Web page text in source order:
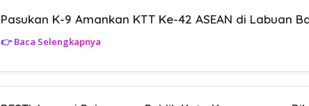
Pasukan K-9 Amankan KTT Ke-42 ASEAN di Labuan
👉 Baca Selengkapnya